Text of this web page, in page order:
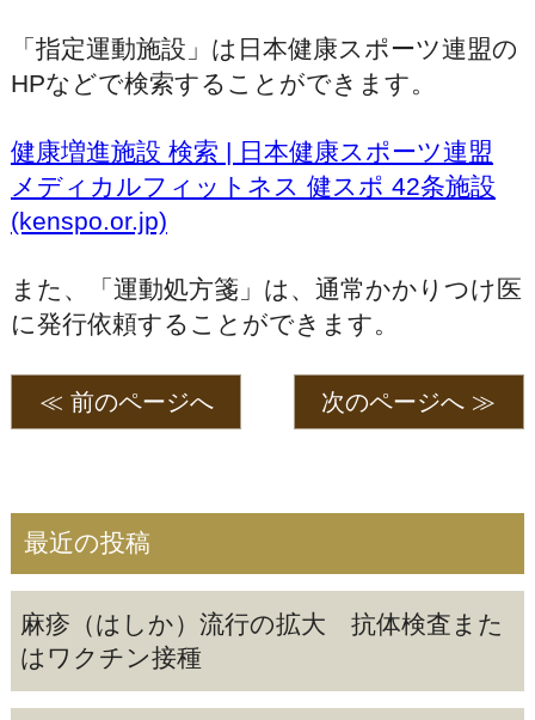
最近の投稿
麻疹（はしか）流行の拡大 抗体検査また
はワクチン接種
「指定運動施設」は日本健康スポーツ連盟の
HPなどで検索することができます。
健康増進施設 検索 | 日本健康スポーツ連盟
メディカルフィットネス 健スポ 42条施設
(kenspo.or.jp)
また、「運動処方箋」は、通常かかりつけ医
に発行依頼することができます。
≪ 前のページへ 次のページへ ≫